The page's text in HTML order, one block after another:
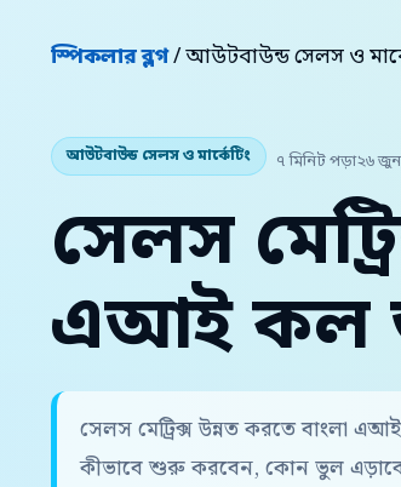
স্পিকলার ব্লগ/ আউটবাউন্ড সেলস ও
আউটবাউন্ড সেলস ও মার্কেটিং ৭ মিনিট পড়া২৬
সেলস
এআই কল
সেলস মেট্রিক্স উন্নত করতে বাংলা
কীভাবে শুরু করবেন, কোন ভুল